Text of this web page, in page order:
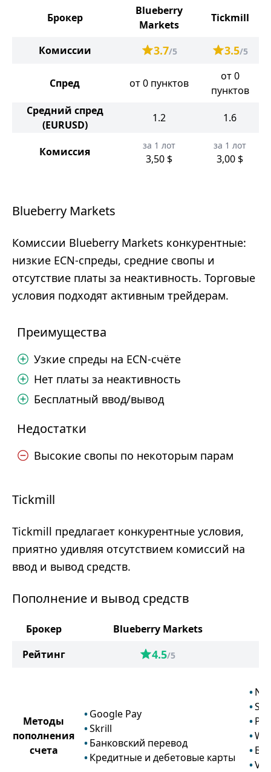
Брокер
Blueberry
Markets
Tickmill
Комиссии 3.7/5 3.5/5
Спред от 0 пунктов
от 0
пунктов
Средний спред
(EURUSD)
1.2 1.6
Комиссия за 1 лот
3,50 $
за 1 лот
3,00 $
Blueberry Markets
Комиссии Blueberry Markets конкурентные:
низкие ECN-спреды, средние свопы и
отсутствие платы за неактивность. Торговые
условия подходят активным трейдерам.
Преимущества
Узкие спреды на ECN-счёте
Нет платы за неактивность
Бесплатный ввод/вывод
Недостатки
Высокие свопы по некоторым парам
Tickmill
Tickmill предлагает конкурентные условия,
приятно удивляя отсутствием комиссий на
ввод и вывод средств.
Пополнение и вывод средств
Брокер
Blueberry Markets
Рейтинг
4.5/5
Методы
пополнения
счета
Google Pay
Skrill
Банковский перевод
Кредитные и дебетовые карты